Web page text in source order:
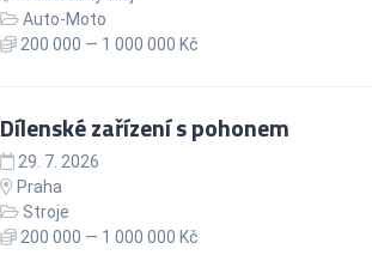
Auto-Moto
200 000 — 1 000 000 Kč
Dílenské zařízení s pohonem
29. 7. 2026
Praha
Stroje
200 000 — 1 000 000 Kč